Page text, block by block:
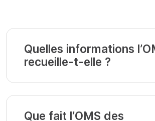
Quelles informations
recueille-t-elle ?
Que fait l’OMS des